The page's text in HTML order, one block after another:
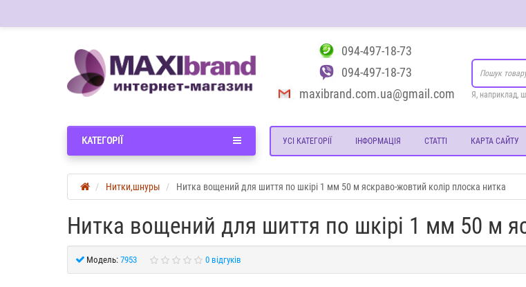
094-497-18-73
094-497-18-73
maxibrand.com.ua@gmail.com
Я, наприклад,
УСІ КАТЕГОРІЇ ІНФОРМАЦІЯ СТАТТІ КАРТА САЙТУ
КАТЕГОРІЇ
Нитки,шнуры Нитка вощений для шиття по шкірі 1 мм 50 м яскраво-жовтий колір плоска нитка
Нитка вощений для шиття по шкірі 1 мм 50 м
Модель: 7953 0 відгуків